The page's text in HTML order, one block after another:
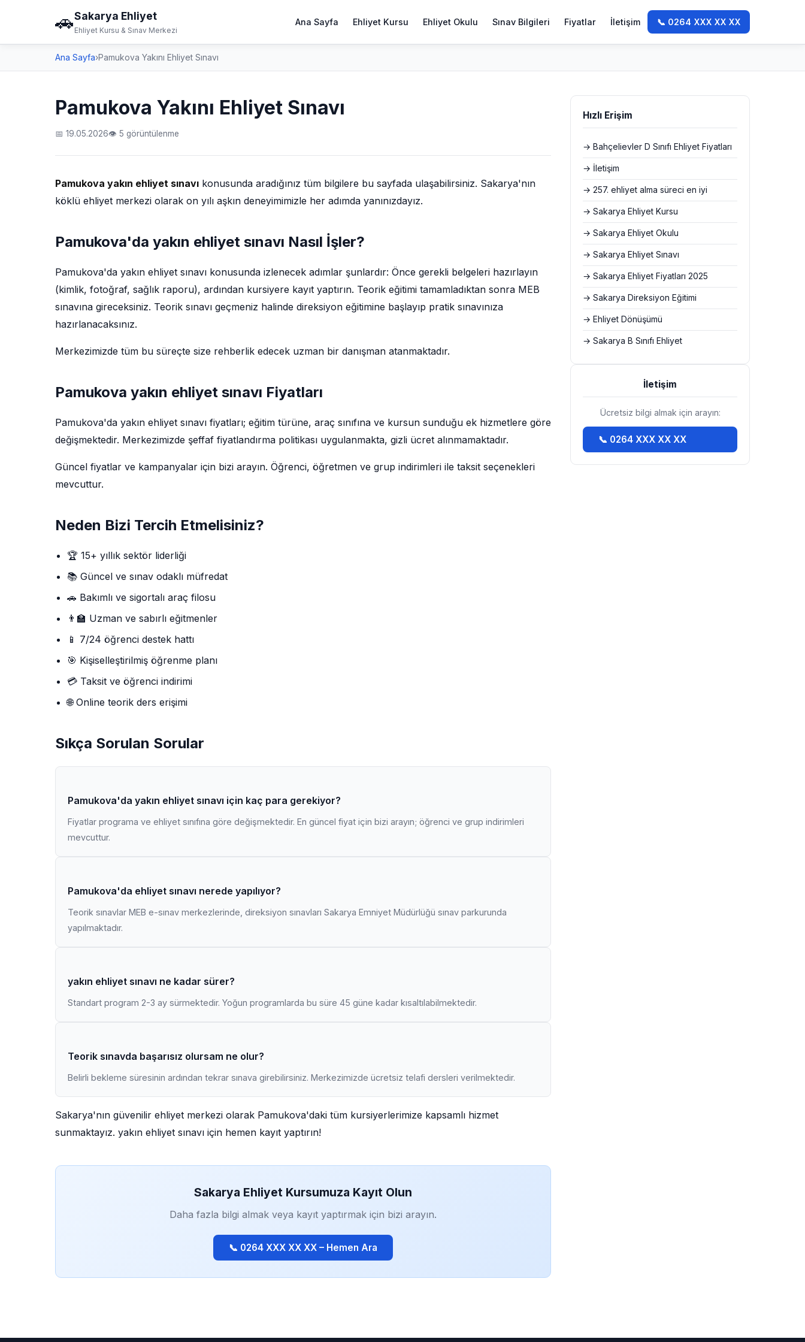
🚗Sakarya Ehliyet
Ehliyet Kursu & Sınav Merkezi
Ana Sayfa Ehliyet Kursu Ehliyet Okulu Sınav Bilgileri Fiyatlar İletişim 📞 0264 XXX XX XX
Ana Sayfa›Pamukova Yakını Ehliyet Sınavı
Pamukova Yakını Ehliyet Sınavı
📅 19.05.2026👁 5 görüntülenme
Pamukova yakın ehliyet sınavı konusunda aradığınız tüm bilgilere bu sayfada ulaşabilirsiniz. Sakarya'nın
köklü ehliyet merkezi olarak on yılı aşkın deneyimimizle her adımda yanınızdayız.
Pamukova'da yakın ehliyet sınavı Nasıl İşler?
Pamukova'da yakın ehliyet sınavı konusunda izlenecek adımlar şunlardır: Önce gerekli belgeleri hazırlayın
(kimlik, fotoğraf, sağlık raporu), ardından kursiyere kayıt yaptırın. Teorik eğitimi tamamladıktan sonra MEB
sınavına gireceksiniz. Teorik sınavı geçmeniz halinde direksiyon eğitimine başlayıp pratik sınavınıza
hazırlanacaksınız.
Merkezimizde tüm bu süreçte size rehberlik edecek uzman bir danışman atanmaktadır.
Pamukova yakın ehliyet sınavı Fiyatları
Pamukova'da yakın ehliyet sınavı fiyatları; eğitim türüne, araç sınıfına ve kursun sunduğu ek hizmetlere göre
değişmektedir. Merkezimizde şeffaf fiyatlandırma politikası uygulanmakta, gizli ücret alınmamaktadır.
Güncel fiyatlar ve kampanyalar için bizi arayın. Öğrenci, öğretmen ve grup indirimleri ile taksit seçenekleri
mevcuttur.
Neden Bizi Tercih Etmelisiniz?
🏆 15+ yıllık sektör liderliği
📚 Güncel ve sınav odaklı müfredat
🚗 Bakımlı ve sigortalı araç filosu
👨‍🏫 Uzman ve sabırlı eğitmenler
📱 7/24 öğrenci destek hattı
🎯 Kişiselleştirilmiş öğrenme planı
💳 Taksit ve öğrenci indirimi
🌐 Online teorik ders erişimi
Sıkça Sorulan Sorular
Pamukova'da yakın ehliyet sınavı için kaç para gerekiyor?
Fiyatlar programa ve ehliyet sınıfına göre değişmektedir. En güncel fiyat için bizi arayın; öğrenci ve grup indirimleri
mevcuttur.
Pamukova'da ehliyet sınavı nerede yapılıyor?
Teorik sınavlar MEB e-sınav merkezlerinde, direksiyon sınavları Sakarya Emniyet Müdürlüğü sınav parkurunda
yapılmaktadır.
yakın ehliyet sınavı ne kadar sürer?
Standart program 2-3 ay sürmektedir. Yoğun programlarda bu süre 45 güne kadar kısaltılabilmektedir.
Teorik sınavda başarısız olursam ne olur?
Belirli bekleme süresinin ardından tekrar sınava girebilirsiniz. Merkezimizde ücretsiz telafi dersleri verilmektedir.
Sakarya'nın güvenilir ehliyet merkezi olarak Pamukova'daki tüm kursiyerlerimize kapsamlı hizmet
sunmaktayız. yakın ehliyet sınavı için hemen kayıt yaptırın!
Sakarya Ehliyet Kursumuza Kayıt Olun
Daha fazla bilgi almak veya kayıt yaptırmak için bizi arayın.
📞 0264 XXX XX XX – Hemen Ara
Hızlı Erişim
→ Bahçelievler D Sınıfı Ehliyet Fiyatları
→ İletişim
→ 257. ehliyet alma süreci en iyi
→ Sakarya Ehliyet Kursu
→ Sakarya Ehliyet Okulu
→ Sakarya Ehliyet Sınavı
→ Sakarya Ehliyet Fiyatları 2025
→ Sakarya Direksiyon Eğitimi
→ Ehliyet Dönüşümü
→ Sakarya B Sınıfı Ehliyet
İletişim
Ücretsiz bilgi almak için arayın:
📞 0264 XXX XX XX